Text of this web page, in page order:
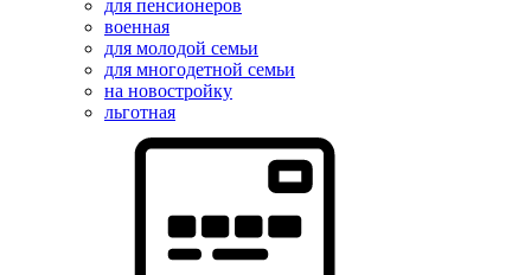
для пенсионеров
военная
для молодой семьи
для многодетной семьи
на новостройку
льготная